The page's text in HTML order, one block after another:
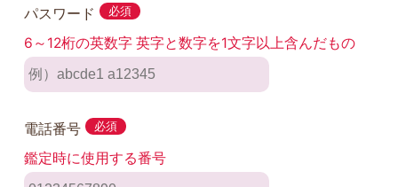
パスワード 必須
6～12桁の英数字 英字と数字を1文字以上含んだもの
電話番号 必須
鑑定時に使用する番号